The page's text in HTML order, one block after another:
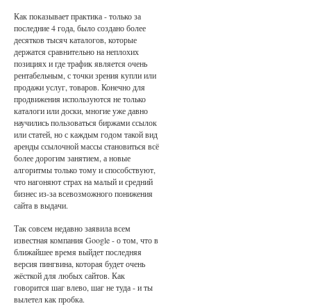
Как показывает практика - только за
последние 4 года, было создано более
десятков тысяч каталогов, которые
держатся сравнительно на неплохих
позициях и где трафик является очень
рентабельным, с точки зрения купли или
продажи услуг, товаров. Конечно для
продвижения используются не только
каталоги или доски, многие уже давно
научились пользоваться биржами ссылок
или статей, но с каждым годом такой вид
аренды ссылочной массы становиться всё
более дорогим занятием, а новые
алгоритмы только тому и способствуют,
что нагоняют страх на малый и средний
бизнес из-за всевозможного понижения
сайта в выдачи.
Так совсем недавно заявила всем
известная компания Google - о том, что в
ближайшее время выйдет последняя
версия пингвина, которая будет очень
жёсткой для любых сайтов. Как
говорится шаг влево, шаг не туда - и ты
вылетел как пробка.